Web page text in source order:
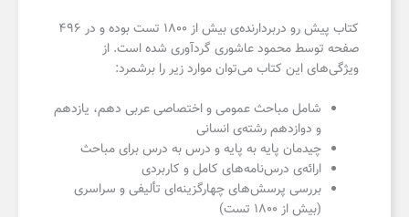
کتاب پیش رو دربردارنده‌ی بیش از ۱۸۰۰ تست بوده و در ۴۹۶
صفحه توسط محمود عاشوری گردآوری شده است. از
ویژگی‌های این کتاب می‌توان موارد زیر را برشمرد:
شامل مباحث عمومی و اختصاصی عربی دهم، یازدهم
و دوازدهم رشته‌‌ی انسانی
چیدمان پایه به پایه و درس به درس برای مباحث
ارائه‌ی درس‌نامه‌‌های کامل و کاربردی
بررسی پرسش‌های چهارگزینه‌ای تألیفی و سراسری
(بیش از ۱۸۰۰ تست)